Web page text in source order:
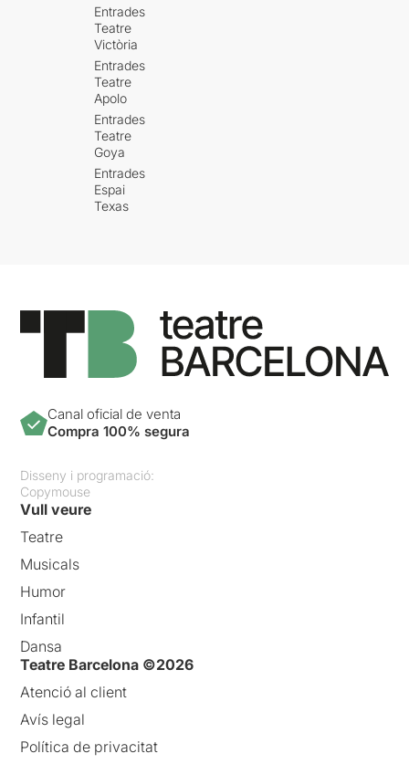
Entrades
Teatre
Victòria
Entrades
Teatre
Apolo
Entrades
Teatre
Goya
Entrades
Espai
Texas
Canal oficial de venta
Compra 100% segura
Disseny i programació:
Copymouse
Vull veure
Teatre
Musicals
Humor
Infantil
Dansa
Teatre Barcelona ©2026
Atenció al client
Avís legal
Política de privacitat